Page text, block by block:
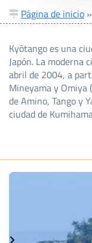
Página de inicio »
Kyōtango es una
Japón. La moderna
abril de 2004, a
Mineyama y Omiya
de Amino, Tango y
ciudad de